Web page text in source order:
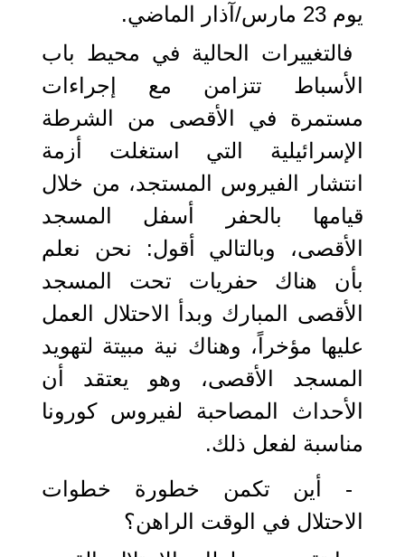
يوم 23 مارس/آذار الماضي.
فالتغييرات الحالية في محيط باب
الأسباط تتزامن مع إجراءات
مستمرة في الأقصى من الشرطة
الإسرائيلية التي استغلت أزمة
انتشار الفيروس المستجد، من خلال
قيامها بالحفر أسفل المسجد
الأقصى، وبالتالي أقول: نحن نعلم
بأن هناك حفريات تحت المسجد
الأقصى المبارك وبدأ الاحتلال العمل
عليها مؤخراً، وهناك نية مبيتة لتهويد
المسجد الأقصى، وهو يعتقد أن
الأحداث المصاحبة لفيروس كورونا
مناسبة لفعل ذلك.
- أين تكمن خطورة خطوات
الاحتلال في الوقت الراهن؟